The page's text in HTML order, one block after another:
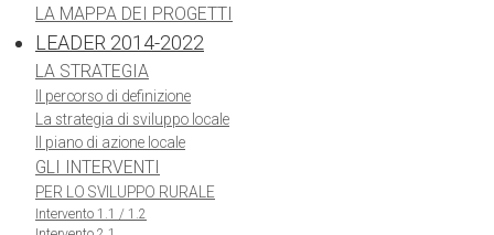
LA MAPPA DEI PROGETTI
LEADER 2014-2022
LA STRATEGIA
Il percorso di definizione
La strategia di sviluppo locale
Il piano di azione locale
GLI INTERVENTI
PER LO SVILUPPO RURALE
Intervento 1.1 / 1.2